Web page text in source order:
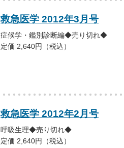
救急医学 2012年3月号
症候学・鑑別診断編◆売り切れ◆
定価 2,640円（税込）
救急医学 2012年2月号
呼吸生理◆売り切れ◆
定価 2,640円（税込）